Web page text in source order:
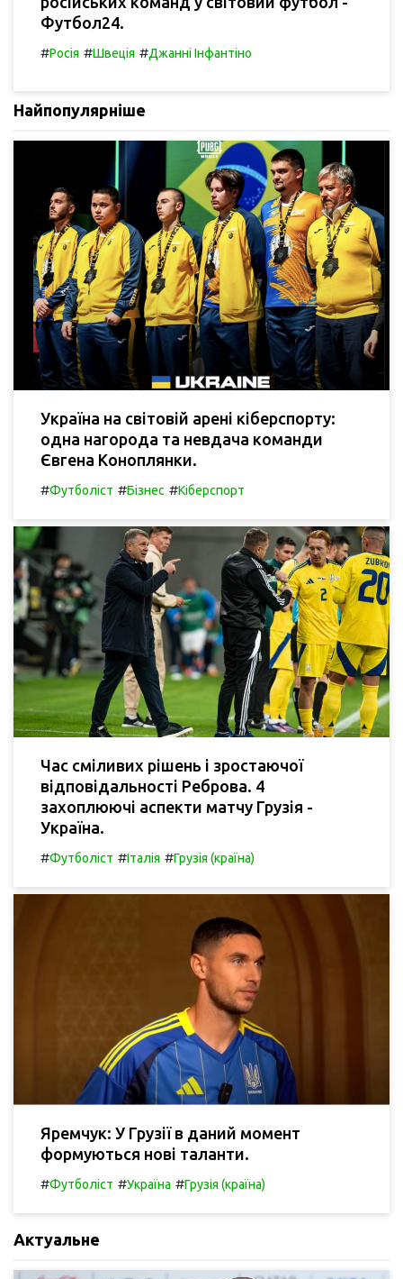
Футбол24.
#Росія #Швеція #Джанні Інфантіно
Найпопулярніше
Україна на світовій арені кіберспорту:
одна нагорода та невдача команди
Євгена Коноплянки.
#Футболіст #Бізнес #Кіберспорт
Час сміливих рішень і зростаючої
відповідальності Реброва. 4
захоплюючі аспекти матчу Грузія -
Україна.
#Футболіст #Італія #Грузія (країна)
Яремчук: У Грузії в даний момент
формуються нові таланти.
#Футболіст #Україна #Грузія (країна)
Актуальне